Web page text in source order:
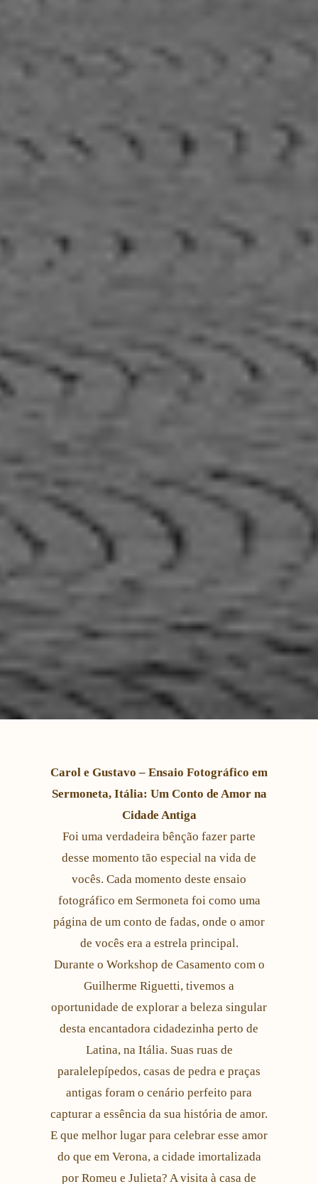
Carol e Gustavo – Ensaio Fotográfico em
Sermoneta, Itália: Um Conto de Amor na
Cidade Antiga
Foi uma verdadeira bênção fazer parte
desse momento tão especial na vida de
vocês. Cada momento deste ensaio
fotográfico em Sermoneta foi como uma
página de um conto de fadas, onde o amor
de vocês era a estrela principal.
Durante o Workshop de Casamento com o
Guilherme Riguetti, tivemos a
oportunidade de explorar a beleza singular
desta encantadora cidadezinha perto de
Latina, na Itália. Suas ruas de
paralelepípedos, casas de pedra e praças
antigas foram o cenário perfeito para
capturar a essência da sua história de amor.
E que melhor lugar para celebrar esse amor
do que em Verona, a cidade imortalizada
por Romeu e Julieta? A visita à casa de